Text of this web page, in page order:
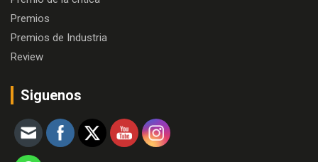
Premios
Premios de Industria
Review
Siguenos